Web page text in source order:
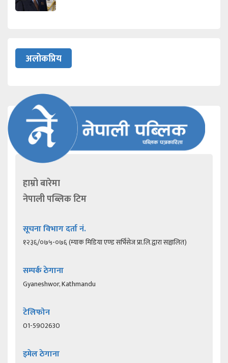
अलोकप्रिय
हाम्रो बारेमा
नेपाली पब्लिक टिम
सूचना विभाग दर्ता नं.
१२३६/०७५-०७६ (म्याक मिडिया एण्ड सर्भिसेज प्रा.लि.द्वारा सञ्चालित)
सम्पर्क ठेगाना
Gyaneshwor, Kathmandu
टेलिफोन
01-5902630
इमेल ठेगाना